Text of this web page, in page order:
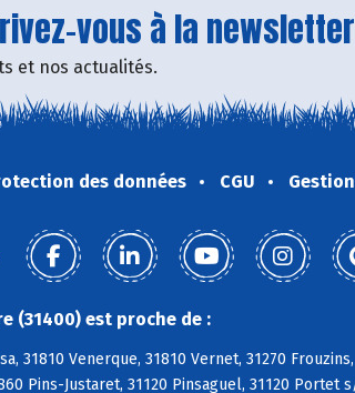
vous à la
et nos actualités.
des données CGU
(31400) est proche de :
31810 Venerque, 31810 Vernet, 31270
Pins-Justaret, 31120 Pinsaguel, 31120 Portet